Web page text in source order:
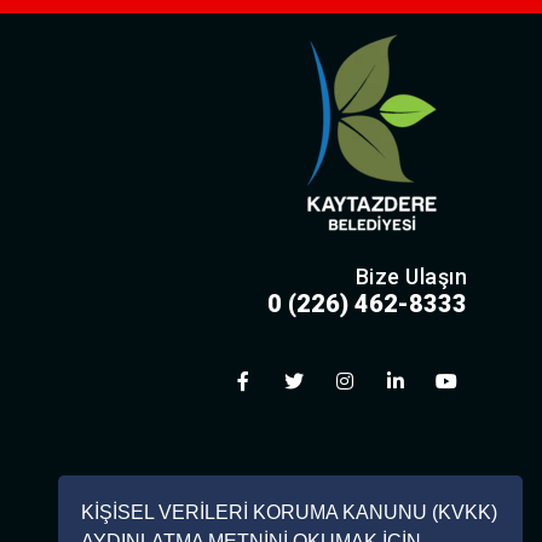
KİŞİSEL VERİLERİ KORUMA KANUNU (KVKK)
Bize Ulaşın
0 (226) 462-8333